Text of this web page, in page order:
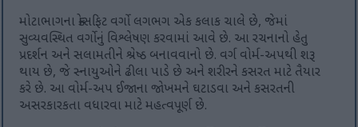
મોટાભાગના ક્રોસફિટ વર્ગો લગભગ એક કલાક ચાલે છે, જેમાં
સુવ્યવસ્થિત વર્ગોનું વિશ્લેષણ કરવામાં આવે છે. આ રચનાનો હેતુ
પ્રદર્શન અને સલામતીને શ્રેષ્ઠ બનાવવાનો છે. વર્ગ વોર્મ-અપથી શરૂ
થાય છે, જે સ્નાયુઓને ઢીલા પાડે છે અને શરીરને કસરત માટે તૈયાર
કરે છે. આ વોર્મ-અપ ઈજાના જોખમને ઘટાડવા અને કસરતની
અસરકારકતા વધારવા માટે મહત્વપૂર્ણ છે.